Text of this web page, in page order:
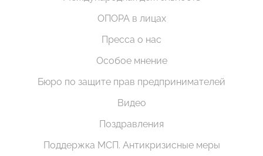
ОПОРА в лицах
Пресса о нас
Особое мнение
Бюро по защите прав предпринимателей
Видео
Поздравления
Поддержка МСП. Антикризисные меры